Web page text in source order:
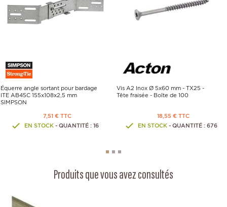
Équerre angle sortant pour bardage
ITE AB45C 155x108x2,5 mm
SIMPSON
7,51 € TTC
EN STOCK - QUANTITÉ : 16
Vis A2 Inox Ø 5x60 mm - TX25 -
Tête fraisée - Boîte de 100
18,55 € TTC
EN STOCK - QUANTITÉ : 676
Produits que vous avez consultés